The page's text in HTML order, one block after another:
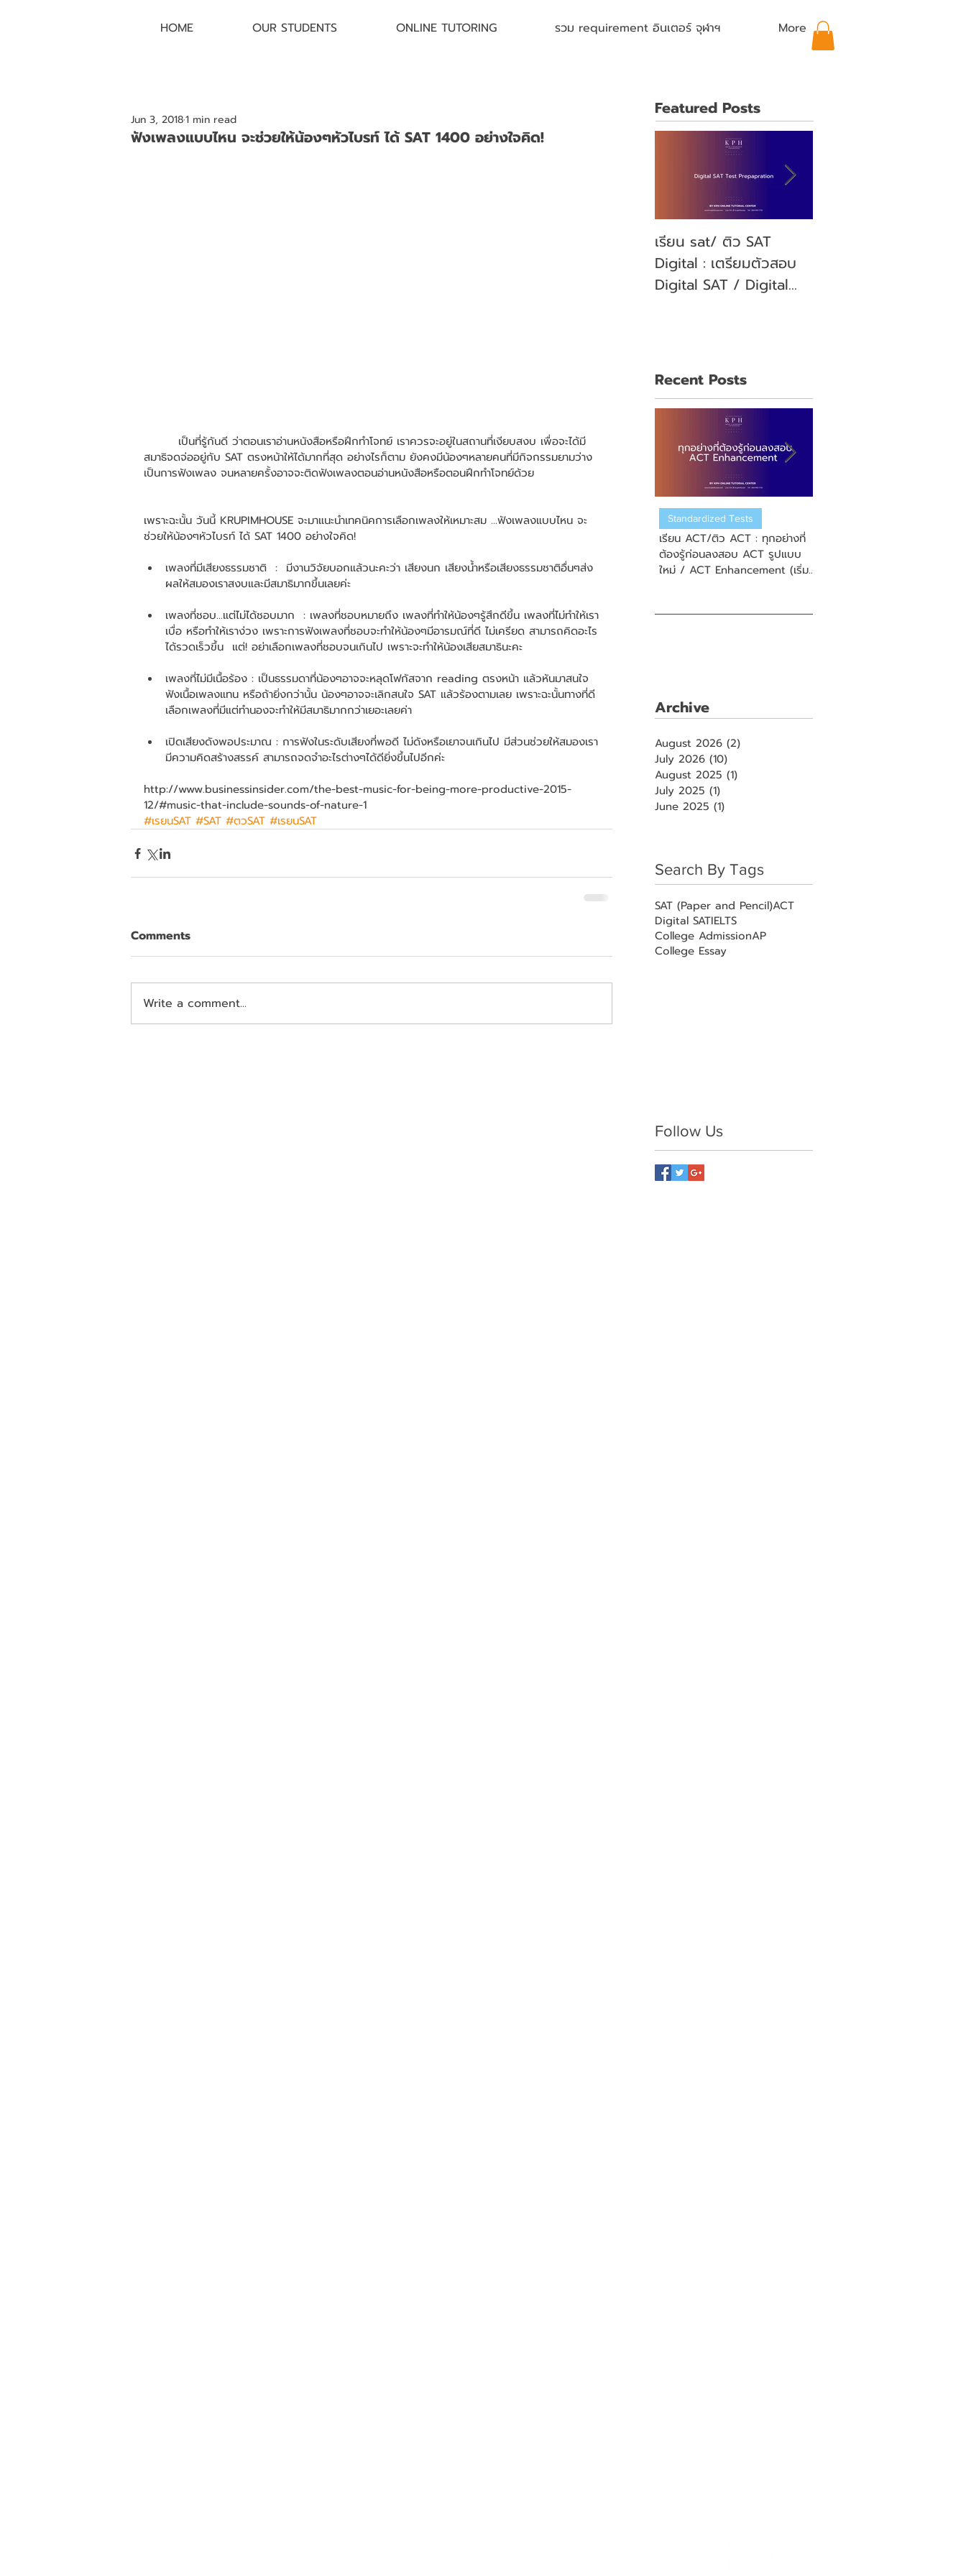
HOME OUR STUDENTS ONLINE TUTORING รวม requirement อินเตอร์ จุฬาฯ More
ฟังเพลงแบบไหน จะช่วยให้น้องๆหัวไบรท์ ได้ SAT 1400 อย่างใจคิด!
Jun 3, 20181 min read
สมาธิจดจ่ออยู่กับ SAT ตรงหน้าให้ได้มากที่สุด อย่างไรก็ตาม ยังคงมีน้องๆหลายคนที่มีกิจกรรมยามว่าง
เป็นการฟังเพลง จนหลายครั้งอาจจะติดฟังเพลงตอนอ่านหนังสือหรือตอนฝึกทำโจทย์ด้วย
เพราะฉะนั้น วันนี้ KRUPIMHOUSE จะมาแนะนำเทคนิคการเลือกเพลงให้เหมาะสม ...ฟังเพลงแบบไหน จะ
ช่วยให้น้องๆหัวไบรท์ ได้ SAT 1400 อย่างใจคิด!
เพลงที่มีเสียงธรรมชาติ  :  มีงานวิจัยบอกแล้วนะคะว่า เสียงนก เสียงน้ำหรือเสียงธรรมชาติอื่นๆส่ง
ผลให้สมองเราสงบและมีสมาธิมากขึ้นเลยค่ะ
เพลงที่ชอบ...แต่ไม่ได้ชอบมาก  : เพลงที่ชอบหมายถึง เพลงที่ทำให้น้องๆรู้สึกดีขึ้น เพลงที่ไม่ทำให้เรา
เบื่อ หรือทำให้เราง่วง เพราะการฟังเพลงที่ชอบจะทำให้น้องๆมีอารมณ์ที่ดี ไม่เครียด สามารถคิดอะไร
ได้รวดเร็วขึ้น  แต่! อย่าเลือกเพลงที่ชอบจนเกินไป เพราะจะทำให้น้องเสียสมาธินะคะ
เพลงที่ไม่มีเนื้อร้อง : เป็นธรรมดาที่น้องๆอาจจะหลุดโฟกัสจาก reading ตรงหน้า แล้วหันมาสนใจ
ฟังเนื้อเพลงแทน หรือถ้ายิ่งกว่านั้น น้องๆอาจจะเลิกสนใจ SAT แล้วร้องตามเลย เพราะฉะนั้นทางที่ดี
เลือกเพลงที่มีแต่ทำนองจะทำให้มีสมาธิมากกว่าเยอะเลยค่า
เปิดเสียงดังพอประมาณ : การฟังในระดับเสียงที่พอดี ไม่ดังหรือเยาจนเกินไป มีส่วนช่วยให้สมองเรา
มีความคิดสร้างสรรค์ สามารถจดจำอะไรต่างๆได้ดียิ่งขึ้นไปอีกค่ะ
http://www.businessinsider.com/the-best-music-for-being-more-productive-2015-
12/#music-that-include-sounds-of-nature-1
#เรยนSAT #SAT #ตวSAT #เรยนSAT
Comments
Write a comment...
Featured Posts
เรียน sat/ ติว SAT
Digital : เตรียมตัวสอบ
Digital SAT / Digital
Recent Posts
เรียน ACT/ติว ACT : ทุกอย่างที่
ต้องรู้ก่อนลงสอบ ACT รูปแบบ
ใหม่ / ACT Enhancement (เริ่ม
Standardized Tests
Archive
August 2026 (2)
July 2026 (10)
August 2025 (1)
July 2025 (1)
June 2025 (1)
Search By Tags
SAT (Paper and Pencil)ACT
Digital SATIELTS
College AdmissionAP
College Essay
Follow Us